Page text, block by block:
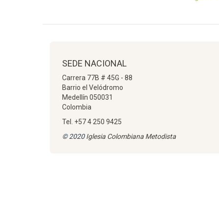
SEDE NACIONAL
Carrera 77B # 45G - 88
Barrio el Velódromo
Medellín 050031
Colombia
Tel. +57 4 250 9425
© 2020Iglesia Colombiana Metodista